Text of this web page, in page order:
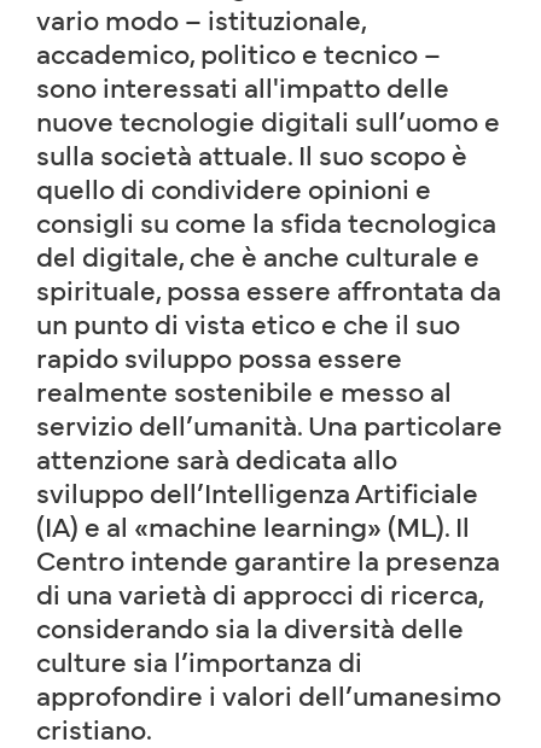
vario modo – istituzionale,
accademico, politico e tecnico –
sono interessati all'impatto delle
nuove tecnologie digitali sull’uomo e
sulla società attuale. Il suo scopo è
quello di condividere opinioni e
consigli su come la sfida tecnologica
del digitale, che è anche culturale e
spirituale, possa essere affrontata da
un punto di vista etico e che il suo
rapido sviluppo possa essere
realmente sostenibile e messo al
servizio dell’umanità. Una particolare
attenzione sarà dedicata allo
sviluppo dell’Intelligenza Artificiale
(IA) e al «machine learning» (ML). Il
Centro intende garantire la presenza
di una varietà di approcci di ricerca,
considerando sia la diversità delle
culture sia l’importanza di
approfondire i valori dell’umanesimo
cristiano.